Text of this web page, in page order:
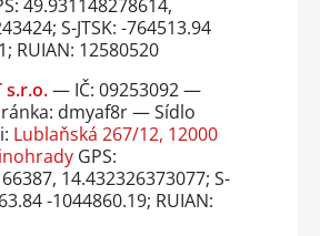
49.931148278614,
S-JTSK: -764513.94
RUIAN: 12580520
s.r.o.— IČ: 09253092 —
dmyaf8r — Sídlo
Lublaňská 267/12, 12000
GPS:
14.432326373077; S-
-1044860.19; RUIAN: